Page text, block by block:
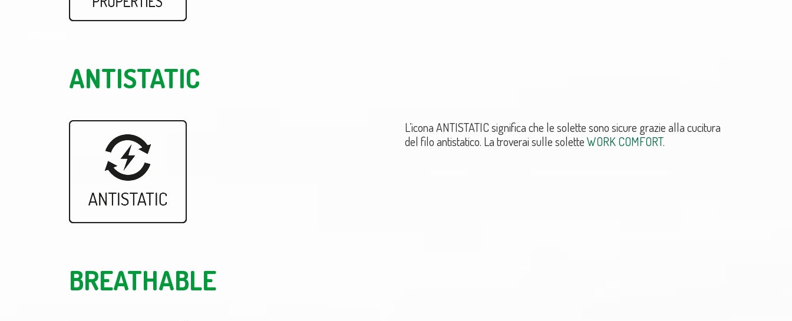
ANTISTATIC
L’icona ANTISTATIC significa che le solette sono sicure grazie alla cucitura
del filo antistatico. La troverai sulle soletteWORK COMFORT.
BREATHABLE